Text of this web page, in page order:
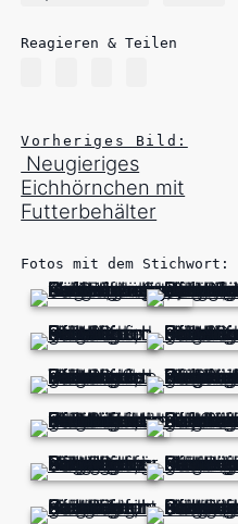
Reagieren & Teilen
Vorheriges Bild:
Neugieriges
Eichhörnchen mit
Futterbehälter
Fotos mit dem Stichwort: